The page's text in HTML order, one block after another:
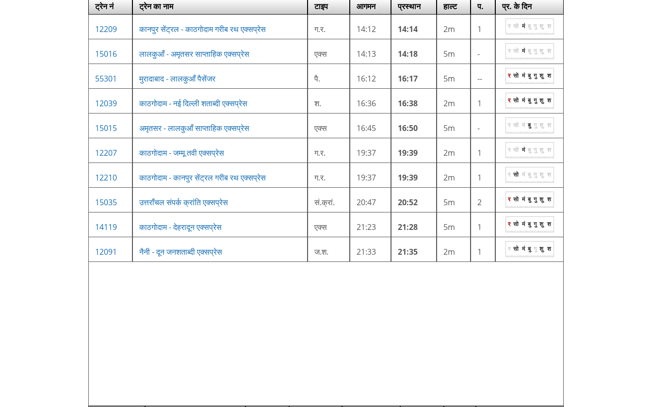
ट्रेन नं ट्रेन का नाम टाइप आगमन प्रस्थान हाल्ट प. प्र. के दिन
12209 कानपुर सेंट्रल - काठगोदाम गरीब रथ एक्सप्रेस ग.र. 14:12 14:14 2m 1 र सो मं बु गु शु श
15016 लालकुआँ - अमृतसर साप्ताहिक एक्सप्रेस एक्स 14:13 14:18 5m - र सो मं बु गु शु श
55301 मुरादाबाद - लालकुआँ पैसेंजर पै. 16:12 16:17 5m -- र सो मं बु गु शु श
12039 काठगोदाम - नई दिल्ली शताब्दी एक्सप्रेस श. 16:36 16:38 2m 1 र सो मं बु गु शु श
15015 अमृतसर - लालकुआँ साप्ताहिक एक्सप्रेस एक्स 16:45 16:50 5m - र सो मं बु गु शु श
12207 काठगोदाम - जम्मू तवी एक्सप्रेस ग.र. 19:37 19:39 2m 1 र सो मं बु गु शु श
12210 काठगोदाम - कानपुर सेंट्रल गरीब रथ एक्सप्रेस ग.र. 19:37 19:39 2m 1 र सो मं बु गु शु श
15035 उत्तराँचल संपर्क क्रांति एक्सप्रेस सं.क्रां. 20:47 20:52 5m 2 र सो मं बु गु शु श
14119 काठगोदाम - देहरादून एक्सप्रेस एक्स 21:23 21:28 5m 1 र सो मं बु गु शु श
12091 नैनी - दून जनशताब्दी एक्सप्रेस ज.श. 21:33 21:35 2m 1 र सो मं बु गु शु श